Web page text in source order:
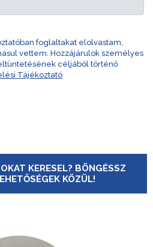
foglaltakat elolvastam,
vettem. Hozzájárulok személyes
céljából történő
Tájékoztató
KERESEL? BÖNGÉSSZ
KÖZÜL!